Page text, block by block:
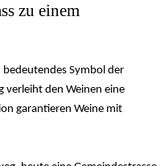
zu einem
Symbol der
verleiht den Weinen eine
garantieren Weine mit